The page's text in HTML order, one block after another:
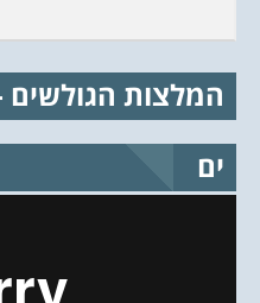
המלצות הגולשים
ים